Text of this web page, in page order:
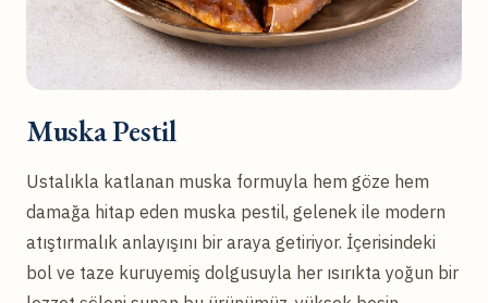
Muska Pestil
Ustalıkla katlanan muska formuyla hem göze hem
damağa hitap eden muska pestil, gelenek ile modern
atıştırmalık anlayışını bir araya getiriyor. İçerisindeki
bol ve taze kuruyemiş dolgusuyla her ısırıkta yoğun bir